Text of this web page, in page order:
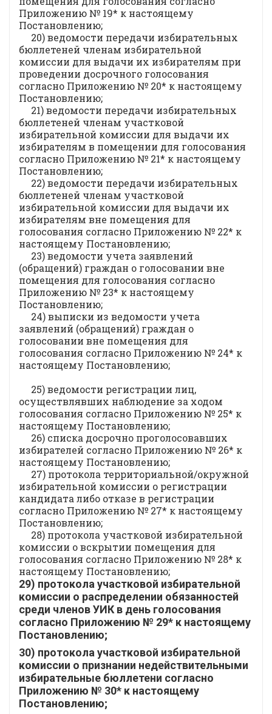
Приложению № 19* к настоящему
Постановлению;
20) ведомости передачи избирательных
бюллетеней членам избирательной
комиссии для выдачи их избирателям при
проведении досрочного голосования
согласно Приложению № 20* к настоящему
Постановлению;
21) ведомости передачи избирательных
бюллетеней членам участковой
избирательной комиссии для выдачи их
избирателям в помещении для голосования
согласно Приложению № 21* к настоящему
Постановлению;
22) ведомости передачи избирательных
бюллетеней членам участковой
избирательной комиссии для выдачи их
избирателям вне помещения для
голосования согласно Приложению № 22* к
настоящему Постановлению;
23) ведомости учета заявлений
(обращений) граждан о голосовании вне
помещения для голосования согласно
Приложению № 23* к настоящему
Постановлению;
24) выписки из ведомости учета
заявлений (обращений) граждан о
голосовании вне помещения для
голосования согласно Приложению № 24* к
настоящему Постановлению;
25) ведомости регистрации лиц,
осуществлявших наблюдение за ходом
голосования согласно Приложению № 25* к
настоящему Постановлению;
26) списка досрочно проголосовавших
избирателей согласно Приложению № 26* к
настоящему Постановлению;
27) протокола территориальной/окружной
избирательной комиссии о регистрации
кандидата либо отказе в регистрации
согласно Приложению № 27* к настоящему
Постановлению;
28) протокола участковой избирательной
комиссии о вскрытии помещения для
голосования согласно Приложению № 28* к
настоящему Постановлению;
29) протокола участковой избирательной
комиссии о распределении обязанностей
среди членов УИК в день голосования
согласно Приложению № 29* к настоящему
Постановлению;
30) протокола участковой избирательной
комиссии о признании недействительными
избирательные бюллетени согласно
Приложению № 30* к настоящему
Постановлению;